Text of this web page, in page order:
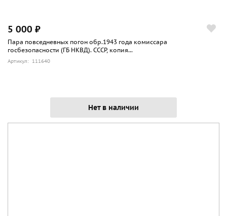
5 000 ₽
Пара повседневных погон обр.1943 года комиссара
госбезопасности (ГБ НКВД). СССР, копия...
Артикул: 111640
Нет в наличии